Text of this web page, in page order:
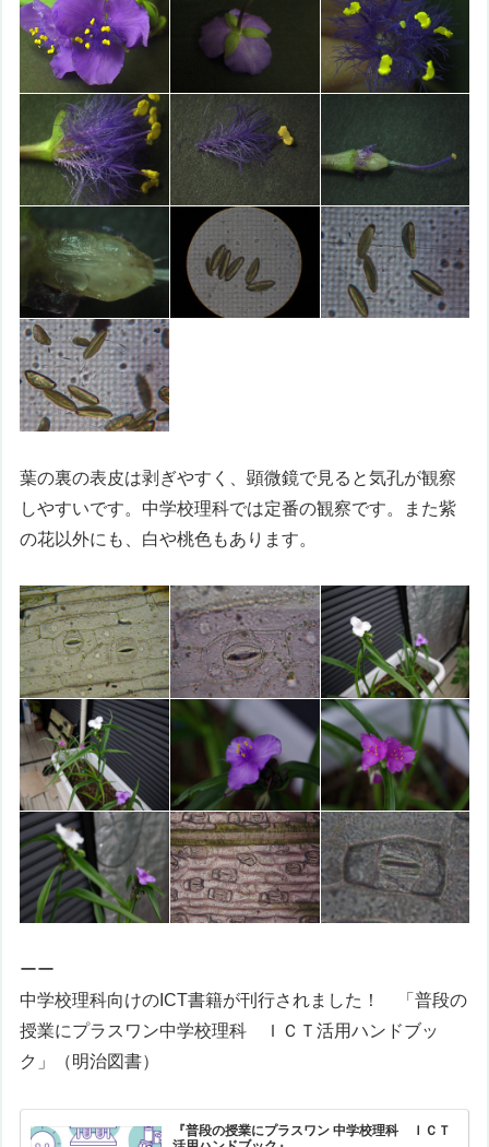
葉の裏の表皮は剥ぎやすく、顕微鏡で見ると気孔が観察
しやすいです。中学校理科では定番の観察です。また紫
の花以外にも、白や桃色もあります。
ーー
中学校理科向けのICT書籍が刊行されました！ 「普段の
授業にプラスワン中学校理科 ＩＣＴ活用ハンドブッ
ク 」（明治図書）
『普段の授業にプラスワン 中学校理科 ＩＣＴ